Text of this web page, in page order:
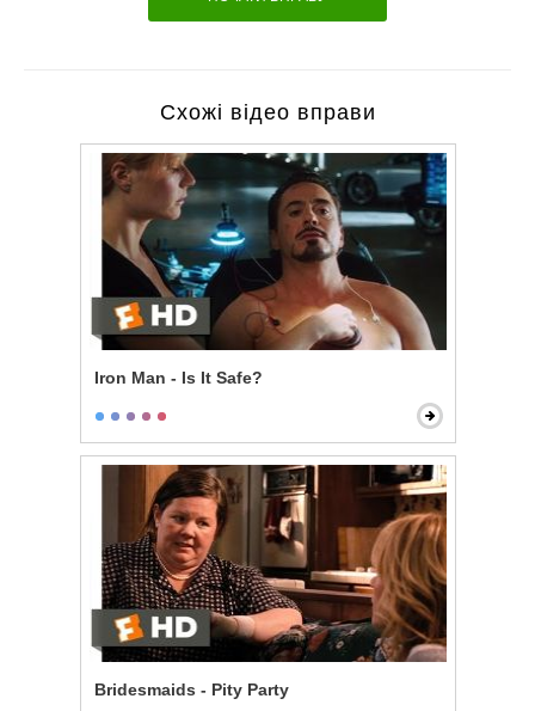
Схожі відео вправи
Iron Man - Is It Safe?
Bridesmaids - Pity Party